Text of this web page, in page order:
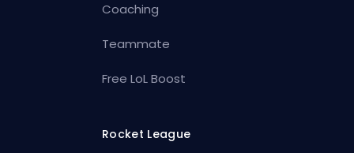
Coaching
Teammate
Free LoL Boost
Rocket League